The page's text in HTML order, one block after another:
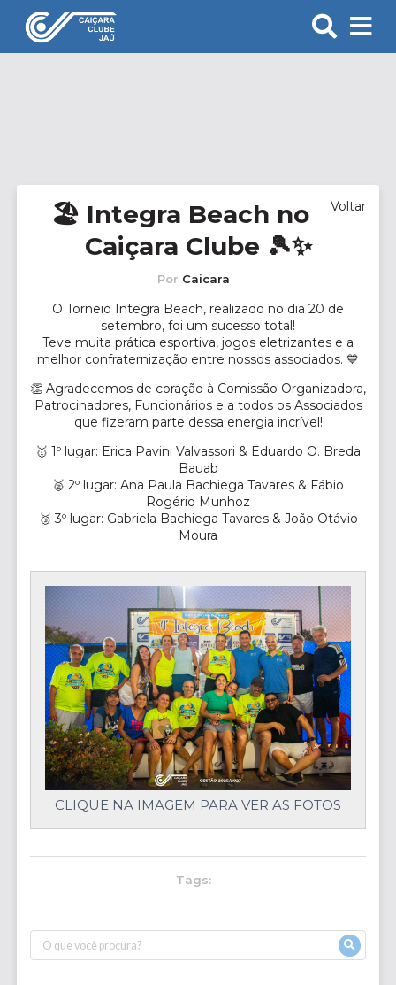
Voltar
🏖️ Integra Beach no
Caiçara Clube 🎾✨
Por Caicara
O Torneio Integra Beach, realizado no dia 20 de
setembro, foi um sucesso total!
Teve muita prática esportiva, jogos eletrizantes e a
melhor confraternização entre nossos associados. 💙
👏 Agradecemos de coração à Comissão Organizadora,
Patrocinadores, Funcionários e a todos os Associados
que fizeram parte dessa energia incrível!
🥇 1º lugar: Erica Pavini Valvassori & Eduardo O. Breda
Bauab
🥈 2º lugar: Ana Paula Bachiega Tavares & Fábio
Rogério Munhoz
🥉 3º lugar: Gabriela Bachiega Tavares & João Otávio
Moura
CLIQUE NA IMAGEM PARA VER AS FOTOS
Tags: